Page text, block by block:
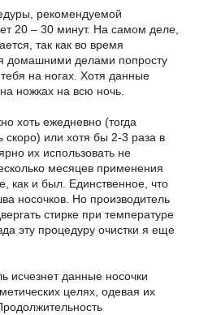
рекомендуемой
20 – 30 минут. На самом деле,
так как во время
домашними делами попросту
на ногах. Хотя данные
ножках на всю ночь.
хоть ежедневно (тогда
скоро) или хотя бы 2-3 раза в
их использовать не
месяцев применения
как и был. Единственное, что
носочков. Но производитель
стирке при температуре
эту процедуру очистки я еще
исчезнет данные носочки
целях, одевая их